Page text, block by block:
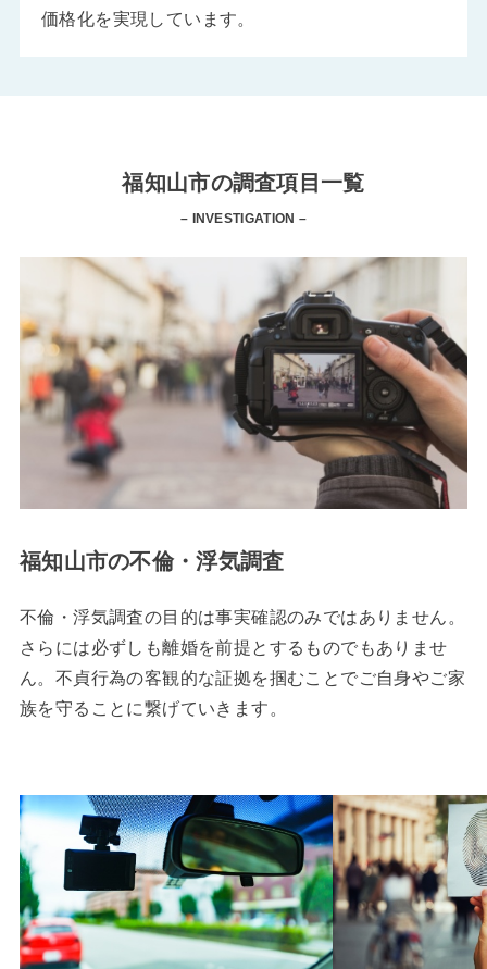
価格化を実現しています。
福知山市の調査項目一覧
– INVESTIGATION –
福知山市の不倫・浮気調査
不倫・浮気調査の目的は事実確認のみではありません。
さらには必ずしも離婚を前提とするものでもありませ
ん。不貞行為の客観的な証拠を掴むことでご自身やご家
族を守ることに繋げていきます。